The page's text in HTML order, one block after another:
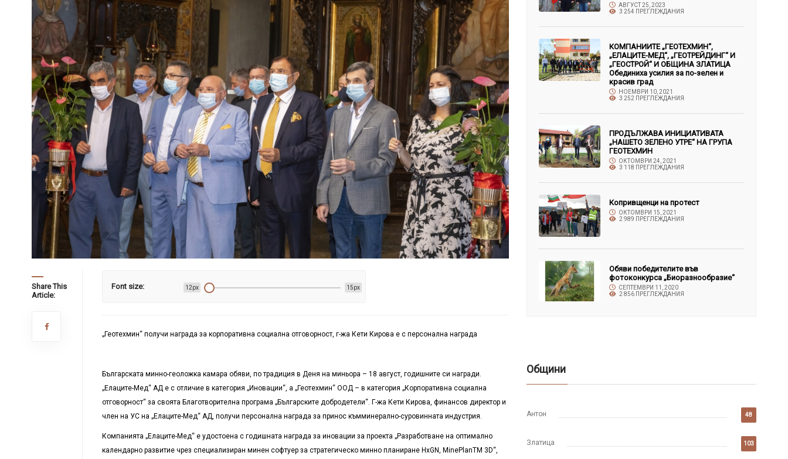
Share This
Article:
Font size: 12px 15px
„Геотехмин“ получи награда за корпоративна социална отговорност, г-жа Кети Кирова е с персонална награда
Българската минно-геоложка камара обяви, по традиция в Деня на миньора – 18 август, годишните си награди.
„Елаците-Мед“ АД е с отличие в категория „Иновации“, а „Геотехмин“ ООД – в категория „Корпоративна социална
отговорност“ за своята Благотворителна програма „Българските добродетели“. Г-жа Кети Кирова, финансов директор и
член на УС на „Елаците-Мед“ АД, получи персонална награда за принос къмминерално-суровинната индустрия.
Компанията „Елаците-Мед“е удостоена с годишната награда за иновации за проекта „Разработване на оптимално
календарно развитие чрез специализиран минен софтуер за стратегическо минно планиране HxGN, MinePlanTM 3D“,
АВГУСТ 25, 2023
3 254 ПРЕГЛЕЖДАНИЯ
КОМПАНИИТЕ „ГЕОТЕХМИН“,
„ЕЛАЦИТЕ-МЕД“, „ГЕОТРЕЙДИНГ“ И
„ГЕОСТРОЙ“ И ОБЩИНА ЗЛАТИЦА
Обединиха усилия за по-зелен и
красив град
НОЕМВРИ 10, 2021
3 252 ПРЕГЛЕЖДАНИЯ
ПРОДЪЛЖАВА ИНИЦИАТИВАТА
„НАШЕТО ЗЕЛЕНО УТРЕ“ НА ГРУПА
ГЕОТЕХМИН
ОКТОМВРИ 24, 2021
3 118 ПРЕГЛЕЖДАНИЯ
Копривщенци на протест
ОКТОМВРИ 15, 2021
2 989 ПРЕГЛЕЖДАНИЯ
Обяви победителите във
фотоконкурса „Биоразнообразие“
СЕПТЕМВРИ 11, 2020
2 856 ПРЕГЛЕЖДАНИЯ
Общини
Антон 48
Златица 103